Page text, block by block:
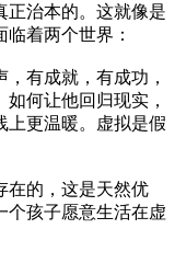
治本的。这就像是
着两个世界：
有成就，有成功，
何让他回归现实，
上更温暖。虚拟是假
的，这是天然优
个孩子愿意生活在虚